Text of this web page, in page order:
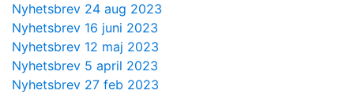
Nyhetsbrev 24 aug 2023
Nyhetsbrev 16 juni 2023
Nyhetsbrev 12 maj 2023
Nyhetsbrev 5 april 2023
Nyhetsbrev 27 feb 2023